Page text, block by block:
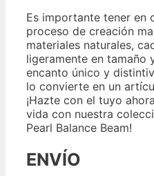
Es importante tener en
proceso de creación
materiales naturales,
ligeramente en tamaño
encanto único y
lo convierte en un
¡Hazte con el tuyo
vida con nuestra
Pearl Balance Beam!
ENVÍO